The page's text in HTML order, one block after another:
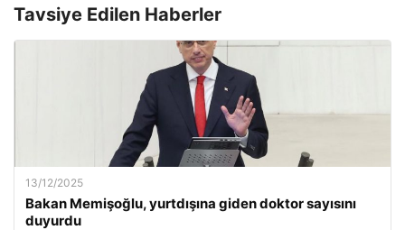
Tavsiye Edilen Haberler
13/12/2025
Bakan Memişoğlu, yurtdışına giden doktor sayısını
duyurdu